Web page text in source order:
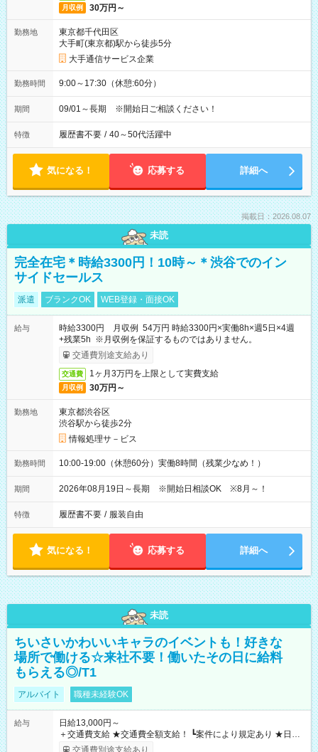
月収例 30万円～
勤務地
東京都千代田区
大手町(東京都)駅から徒歩5分
大手通信サービス企業
勤務時間 9:00～17:30（休憩:60分）
期間 09/01～長期 ※開始日ご相談ください！
特徴 履歴書不要 / 40～50代活躍中
気になる！ 応募する 詳細へ
掲載日：2026.08.07
未読
完全在宅＊時給3300円！10時～＊渋谷でのイン
サイドセールス
派遣 ブランクOK WEB登録・面接OK
給与
時給3300円 月収例 54万円 時給3300円×実働8h×週5日×4週
+残業5h ※月収例を保証するものではありません。
交通費別途支給あり
交通費 1ヶ月3万円を上限として実費支給
月収例 30万円～
勤務地
東京都渋谷区
渋谷駅から徒歩2分
情報処理サ－ビス
勤務時間 10:00-19:00（休憩60分）実働8時間（残業少なめ！）
期間 2026年08月19日～長期 ※開始日相談OK ※8月～！
特徴 履歴書不要 / 服装自由
気になる！ 応募する 詳細へ
未読
ちいさいかわいいキャラのイベントも！好きな
場所で働ける☆来社不要！働いたその日に給料
もらえる◎/T1
アルバイト 職種未経験OK
給与
日給13,000円～
＋交通費支給 ★交通費全額支給！ ┗案件により規定あり ★日払
いOK！（規定あり） ┗働いたその日に現金GET♪ お仕事後はコ
交通費別途支給あり